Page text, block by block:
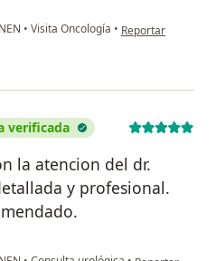
• Visita Oncología • en opinión del
Reportar
verificada
la atencion del dr.
y profesional.
en opinión del